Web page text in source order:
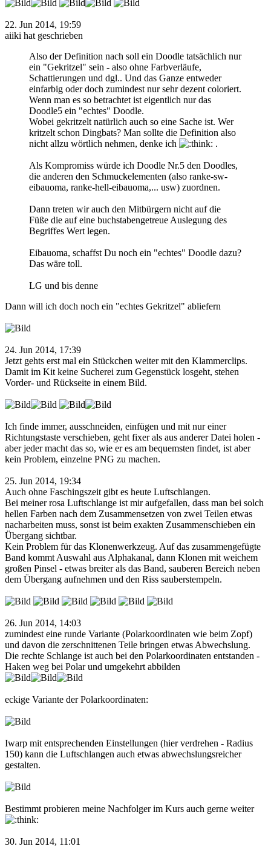
22. Jun 2014, 19:59
aiiki hat geschrieben
Also der Definition nach soll ein Doodle tatsächlich nur
ein "Gekritzel" sein - also ohne Farbverläufe,
Schattierungen und dgl.. Und das Ganze entweder
einfarbig oder doch zumindest nur sehr dezent coloriert.
Wenn man es so betrachtet ist eigentlich nur das
Doodle5 ein "echtes" Doodle.
Wobei gekritzelt natürlich auch so eine Sache ist. Wer
kritzelt schon Dingbats? Man sollte die Definition also
nicht allzu wörtlich nehmen, denke ich
.
Als Kompromiss würde ich Doodle Nr.5 den Doodles,
die anderen den Schmuckelementen (also ranke-sw-
eibauoma, ranke-hell-eibauoma,... usw) zuordnen.
Dann treten wir auch den Mitbürgern nicht auf die
Füße die auf eine buchstabengetreue Auslegung des
Begriffes Wert legen.
Eibauoma, schaffst Du noch ein "echtes" Doodle dazu?
Das wäre toll.
LG und bis denne
Dann will ich doch noch ein "echtes Gekritzel" abliefern
24. Jun 2014, 17:39
Jetzt gehts erst mal ein Stückchen weiter mit den Klammerclips.
Damit im Kit keine Sucherei zum Gegenstück losgeht, stehen
Vorder- und Rückseite in einem Bild.
Ich finde immer, ausschneiden, einfügen und mit nur einer
Richtungstaste verschieben, geht fixer als aus anderer Datei holen -
aber jeder macht das so, wie er es am bequemsten findet, ist aber
kein Problem, einzelne PNG zu machen.
25. Jun 2014, 19:34
Auch ohne Faschingszeit gibt es heute Luftschlangen.
Bei meiner rosa Luftschlange ist mir aufgefallen, dass man bei solch
hellen Farben nach dem Zusammensetzen von zwei Teilen etwas
nacharbeiten muss, sonst ist beim exakten Zusammenschieben ein
Übergang sichtbar.
Kein Problem für das Klonenwerkzeug. Auf das zusammengefügte
Band kommt Auswahl aus Alphakanal, dann Klonen mit weichem
großen Pinsel - etwas breiter als das Band, sauberen Bereich neben
dem Übergang aufnehmen und den Riss sauberstempeln.
26. Jun 2014, 14:03
zumindest eine runde Variante (Polarkoordinaten wie beim Zopf)
und davon die zerschnittenen Teile bringen etwas Abwechslung.
Die rechte Schlange ist auch bei den Polarkoordinaten entstanden -
Haken weg bei Polar und umgekehrt abbilden
eckige Variante der Polarkoordinaten:
Iwarp mit entsprechenden Einstellungen (hier verdrehen - Radius
150) kann die Luftschlangen auch etwas abwechslungsreicher
gestalten.
Bestimmt probieren meine Nachfolger im Kurs auch gerne weiter
30. Jun 2014, 11:01